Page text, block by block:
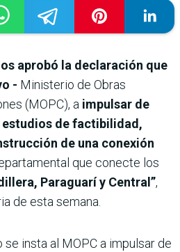
aprobó la declaración que
- Ministerio de Obras
(MOPC), a impulsar de
de factibilidad,
de una conexión
que conecte los
Paraguarí y Central”,
de esta semana.
insta al MOPC a impulsar de